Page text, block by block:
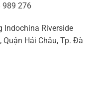
989 276
Indochina Riverside
Hải Châu, Tp. Đà